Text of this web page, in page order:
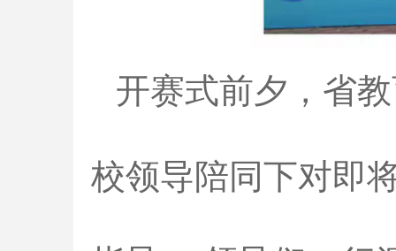
开赛式前夕，省
校领导陪同下对即